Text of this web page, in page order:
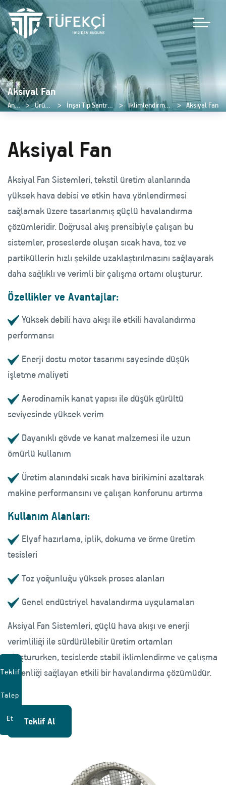
Aksiyal Fan
Anasayfa Ürünlerimiz İnşai Tip Santral Ürünlerimiz İklimlendirme Ürünlerimiz Aksiyal Fan
Aksiyal Fan
Aksiyal Fan Sistemleri, tekstil üretim alanlarında
yüksek hava debisi ve etkin hava yönlendirmesi
sağlamak üzere tasarlanmış güçlü havalandırma
çözümleridir. Doğrusal akış prensibiyle çalışan bu
sistemler, proseslerde oluşan sıcak hava, toz ve
partiküllerin hızlı şekilde uzaklaştırılmasını sağlayarak
daha sağlıklı ve verimli bir çalışma ortamı oluşturur.
Özellikler ve Avantajlar:
Yüksek debili hava akışı ile etkili havalandırma
performansı
Enerji dostu motor tasarımı sayesinde düşük
işletme maliyeti
Aerodinamik kanat yapısı ile düşük gürültü
seviyesinde yüksek verim
Dayanıklı gövde ve kanat malzemesi ile uzun
ömürlü kullanım
Üretim alanındaki sıcak hava birikimini azaltarak
makine performansını ve çalışan konforunu artırma
Kullanım Alanları:
Elyaf hazırlama, iplik, dokuma ve örme üretim
tesisleri
Toz yoğunluğu yüksek proses alanları
Genel endüstriyel havalandırma uygulamaları
Aksiyal Fan Sistemleri, güçlü hava akışı ve enerji
verimliliği ile sürdürülebilir üretim ortamları
oluştururken, tesislerde stabil iklimlendirme ve çalışma
güvenliği sağlayan etkili bir havalandırma çözümüdür.
Teklif Al
Teklif
Talep
Et